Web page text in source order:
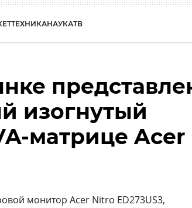
ТЕХНИКАНАУКАТВ
изогнутый
матрице Acer
монитор Acer Nitro ED273US3,